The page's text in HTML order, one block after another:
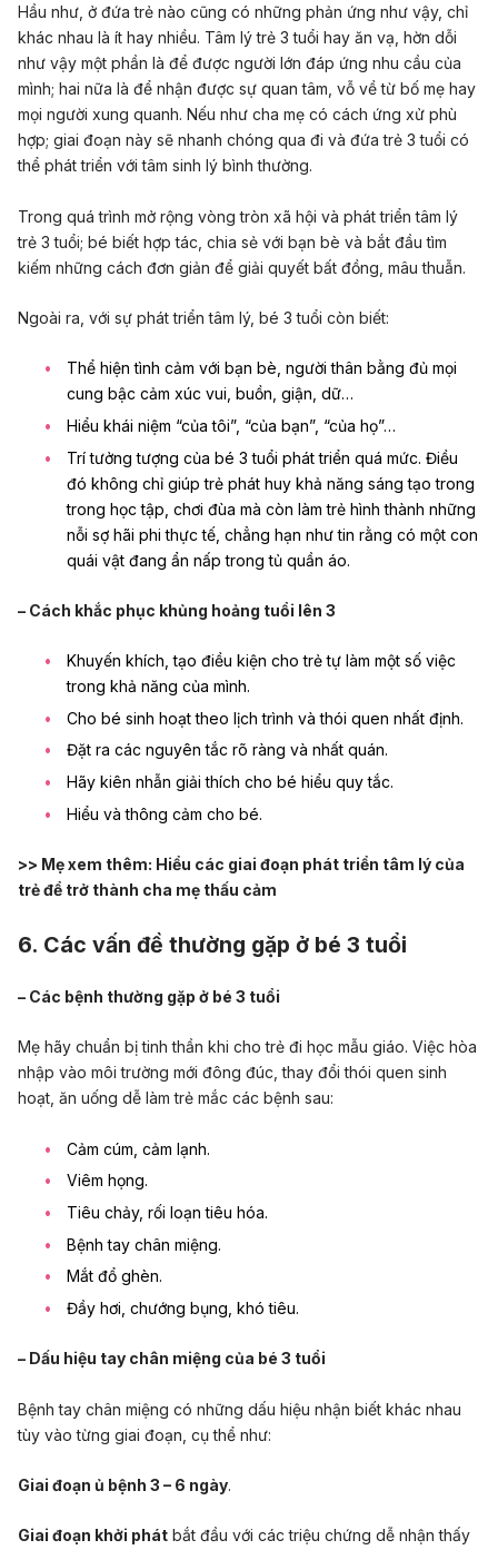
Hầu như, ở đứa trẻ nào cũng có những phản ứng như vậy, chỉ
khác nhau là ít hay nhiều. Tâm lý trẻ 3 tuổi hay ăn vạ, hờn dỗi
như vậy một phần là để được người lớn đáp ứng nhu cầu của
mình; hai nữa là để nhận được sự quan tâm, vỗ về từ bố mẹ hay
mọi người xung quanh. Nếu như cha mẹ có cách ứng xử phù
hợp; giai đoạn này sẽ nhanh chóng qua đi và đứa trẻ 3 tuổi có
thể phát triển với tâm sinh lý bình thường.
Trong quá trình mở rộng vòng tròn xã hội và phát triển tâm lý
trẻ 3 tuổi; bé biết hợp tác, chia sẻ với bạn bè và bắt đầu tìm
kiếm những cách đơn giản để giải quyết bất đồng, mâu thuẫn.
Ngoài ra, với sự phát triển tâm lý, bé 3 tuổi còn biết:
Thể hiện tình cảm với bạn bè, người thân bằng đủ mọi
cung bậc cảm xúc vui, buồn, giận, dữ…
Hiểu khái niệm “của tôi”, “của bạn”, “của họ”…
Trí tưởng tượng của bé 3 tuổi phát triển quá mức. Điều
đó không chỉ giúp trẻ phát huy khả năng sáng tạo trong
trong học tập, chơi đùa mà còn làm trẻ hình thành những
nỗi sợ hãi phi thực tế, chẳng hạn như tin rằng có một con
quái vật đang ẩn nấp trong tủ quần áo.
– Cách khắc phục khủng hoảng tuổi lên 3
Khuyến khích, tạo điều kiện cho trẻ tự làm một số việc
trong khả năng của mình.
Cho bé sinh hoạt theo lịch trình và thói quen nhất định.
Đặt ra các nguyên tắc rõ ràng và nhất quán.
Hãy kiên nhẫn giải thích cho bé hiểu quy tắc.
Hiểu và thông cảm cho bé.
>> Mẹ xem thêm: Hiểu các giai đoạn phát triển tâm lý của
trẻ để trở thành cha mẹ thấu cảm
6. Các vấn đề thường gặp ở bé 3 tuổi
– Các bệnh thường gặp ở bé 3 tuổi
Mẹ hãy chuẩn bị tinh thần khi cho trẻ đi học mẫu giáo. Việc hòa
nhập vào môi trường mới đông đúc, thay đổi thói quen sinh
hoạt, ăn uống dễ làm trẻ mắc các bệnh sau:
Cảm cúm, cảm lạnh.
Viêm họng.
Tiêu chảy, rối loạn tiêu hóa.
Bệnh tay chân miệng.
Mắt đổ ghèn.
Đầy hơi, chướng bụng, khó tiêu.
– Dấu hiệu tay chân miệng của bé 3 tuổi
Bệnh tay chân miệng có những dấu hiệu nhận biết khác nhau
tùy vào từng giai đoạn, cụ thể như:
Giai đoạn ủ bệnh 3 – 6 ngày.
Giai đoạn khởi phát bắt đầu với các triệu chứng dễ nhận thấy